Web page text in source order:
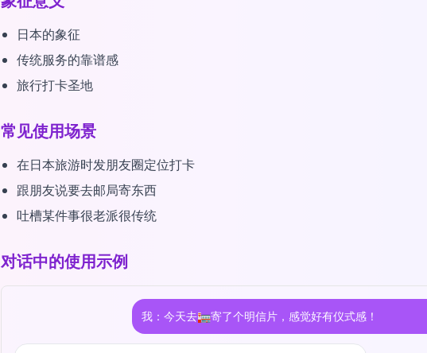
日本的象征
传统服务的靠谱感
旅行打卡圣地
常见使用场景
在日本旅游时发朋友圈定位打卡
跟朋友说要去邮局寄东西
吐槽某件事很老派很传统
对话中的使用示例
我：今天去🏣寄了个明信片，感觉好有仪式感！